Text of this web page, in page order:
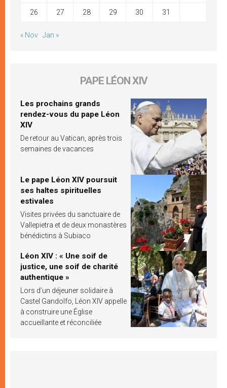
26 27 28 29 30 31
« Nov Jan »
PAPE LÉON XIV
Les prochains grands
rendez-vous du pape Léon
XIV
De retour au Vatican, après trois
semaines de vacances
Le pape Léon XIV poursuit
ses haltes spirituelles
estivales
Visites privées du sanctuaire de
Vallepietra et de deux monastères
bénédictins à Subiaco
Léon XIV : « Une soif de
justice, une soif de charité
authentique »
Lors d’un déjeuner solidaire à
Castel Gandolfo, Léon XIV appelle
à construire une Église
accueillante et réconciliée